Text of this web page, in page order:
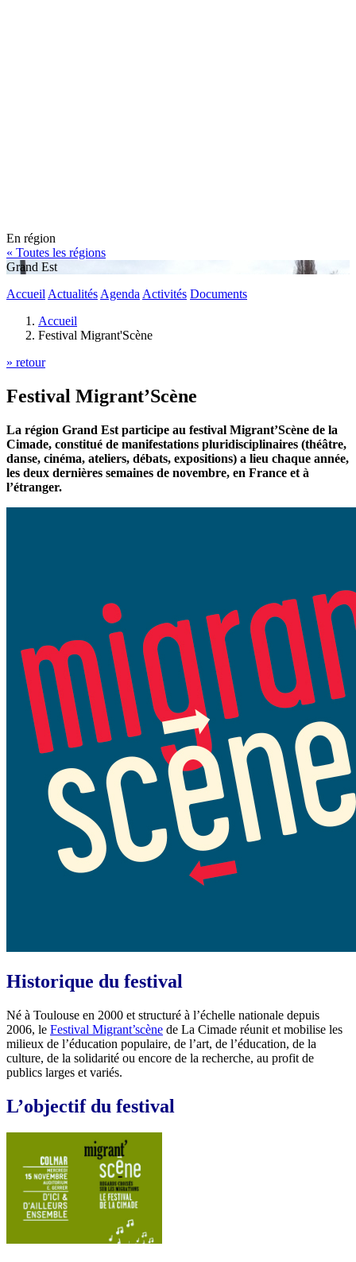
En région
« Toutes les régions
Grand Est
Accueil Actualités Agenda Activités Documents
Accueil
Festival Migrant'Scène
» retour
Festival Migrant’Scène
La région Grand Est participe au festival Migrant’Scène de la
Cimade, constitué de manifestations pluridisciplinaires (théâtre,
danse, cinéma, ateliers, débats, expositions) a lieu chaque année,
les deux dernières semaines de novembre, en France et à
l’étranger.
Historique du festival
Né à Toulouse en 2000 et structuré à l’échelle nationale depuis
2006, le Festival Migrant’scène de La Cimade réunit et mobilise les
milieux de l’éducation populaire, de l’art, de l’éducation, de la
culture, de la solidarité ou encore de la recherche, au profit de
publics larges et variés.
L’objectif du festival